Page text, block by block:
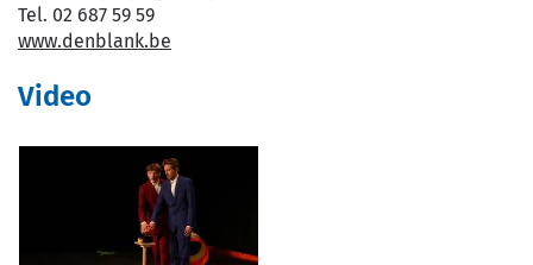
mail
Tel. 02 687 59 59
Website
www.denblank.be
Video